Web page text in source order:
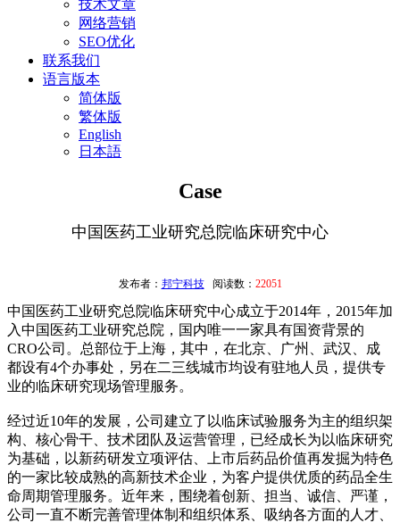
技术文章
网络营销
SEO优化
联系我们
语言版本
简体版
繁体版
English
日本語
Case
中国医药工业研究总院临床研究中心
发布者： 邦宁科技阅读数： 22051
中国医药工业研究总院临床研究中心成立于2014年，2015年加
入中国医药工业研究总院，国内唯一一家具有国资背景的
CRO公司。总部位于上海，其中，在北京、广州、武汉、成
都设有4个办事处，另在二三线城市均设有驻地人员，提供专
业的临床研究现场管理服务。
经过近10年的发展，公司建立了以临床试验服务为主的组织架
构、核心骨干、技术团队及运营管理，已经成长为以临床研究
为基础，以新药研发立项评估、上市后药品价值再发掘为特色
的一家比较成熟的高新技术企业，为客户提供优质的药品全生
命周期管理服务。近年来，围绕着创新、担当、诚信、严谨，
公司一直不断完善管理体制和组织体系、吸纳各方面的人才、